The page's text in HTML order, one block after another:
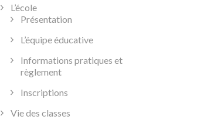
L’école
Présentation
L’équipe éducative
Informations pratiques et
règlement
Inscriptions
Vie des classes